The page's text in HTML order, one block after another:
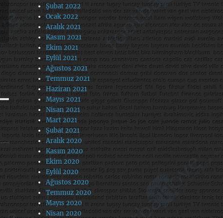
Şubat 2022
Ocak 2022
Aralık 2021
Kasım 2021
Ekim 2021
Eylül 2021
Ağustos 2021
Temmuz 2021
Haziran 2021
Mayıs 2021
Nisan 2021
Mart 2021
Şubat 2021
Aralık 2020
Kasım 2020
Ekim 2020
Eylül 2020
Ağustos 2020
Temmuz 2020
Mayıs 2020
Nisan 2020